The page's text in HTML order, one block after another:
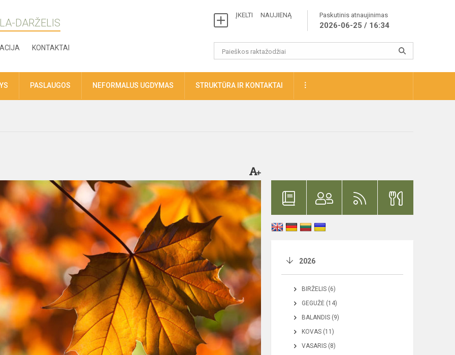
DARŽELIS
KONTAKTAI
ĮKELTI NAUJIENĄ Paskutinis atnaujinimas
2026-06-25 / 16:34
PASLAUGOS NEFORMALUS UGDYMAS STRUKTŪRA IR KONTAKTAI
2026
BIRŽELIS (6)
GEGUŽĖ (14)
BALANDIS (9)
KOVAS (11)
VASARIS (8)